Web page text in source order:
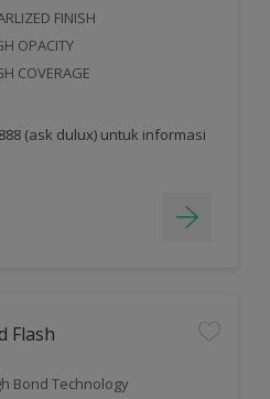
FINISH
OPACITY
COVERAGE
(ask dulux) untuk informasi
Flash
Bond Technology